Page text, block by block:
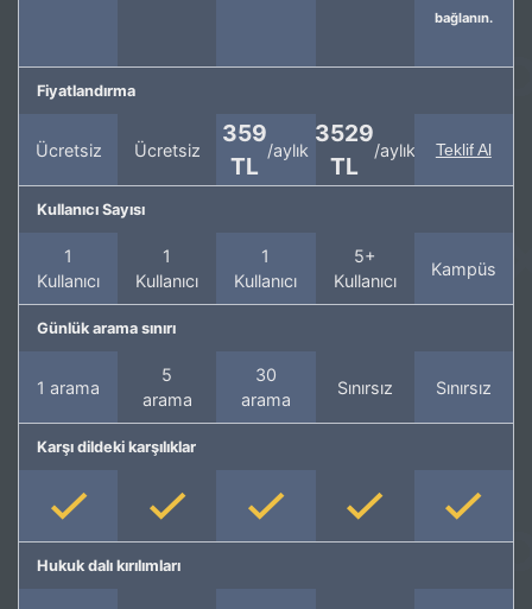
bağlanın.
Fiyatlandırma
Ücretsiz Ücretsiz
359
TL
/aylık
3529
TL
/aylık Teklif Al
Kullanıcı Sayısı
1
Kullanıcı
1
Kullanıcı
1
Kullanıcı
5+
Kullanıcı
Kampüs
Günlük arama sınırı
1 arama
5
arama
30
arama
Sınırsız Sınırsız
Karşı dildeki karşılıklar
Hukuk dalı kırılımları